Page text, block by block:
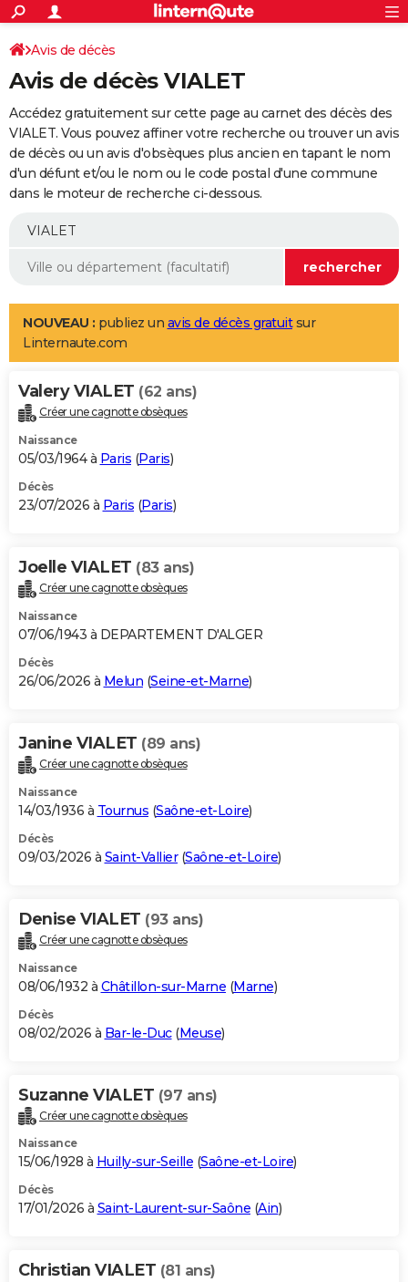
ACTUALITÉS
Politique
Société
Faits Divers
Education
Monde
Villes
+
SPORT
Coupe du monde 2026
Football
Tennis
Cyclisme
Rugby
Forum
Programme TV
TNT
Streaming
Cinéma
Sorties cinéma
Musique
+
FINANCE
Retraite
Impôts
Epargne
Immobilier
Risques naturels par ville
Banque
Assurance
Crédit
AUTO
Essais
Réserver un essai
Citadines
Berlines
SUV
Forum auto
+
Mobiles
Meilleur smartphone
Internet
Ordinateurs
Jeux vidéo
Guide high-tech
Aménagement intérieur
LIFESTYLE
Art de vivre
Bien-être
Loisirs
Mode
Modes de vie
Alimentation
Guide de la santé
Maladies
Médicaments
Sommeil
VOYAGE
Destinations
City break
Voyage nature
Voyage de noces
Forum
Climat
+PHOTO
GUIDES D'ACHAT
BONS PLANS
Carte de Noël
Carte Bonne année
Carte Saint-Valentin
Carte Pâques
Carte d'anniversaire
DICTIONNAIRE
Dictionnaire
Biographies
Citations
Expressions
Proverbes
PROGRAMME TV
S'inscrire
Se connecter
Lycées
Collèges
Primaires
Universités
Entreprises
Service militaire
Avis de recherche
AVIS DE DÉCÈS
Bricolage
Lifestyle
Culture
Sport
Auto
Television
Voyage
Cinema
Avis de décès
Avis de décès VIALET
Accédez gratuitement sur cette page au carnet des décès des
VIALET. Vous pouvez affiner votre recherche ou trouver un avis
de décès ou un avis d'obsèques plus ancien en tapant le nom
d'un défunt et/ou le nom ou le code postal d'une commune
dans le moteur de recherche ci-dessous.
NOUVEAU : publiez un avis de décès gratuitsur
Linternaute.com
Valery VIALET (62 ans)
Créer une cagnotte obsèques
Naissance
05/03/1964 à Paris (Paris)
Décès
23/07/2026 à Paris (Paris)
Joelle VIALET (83 ans)
Créer une cagnotte obsèques
Naissance
07/06/1943 à DEPARTEMENT D'ALGER
Décès
26/06/2026 à Melun (Seine-et-Marne)
Janine VIALET (89 ans)
Créer une cagnotte obsèques
Naissance
14/03/1936 à Tournus (Saône-et-Loire)
Décès
09/03/2026 à Saint-Vallier(Saône-et-Loire)
Denise VIALET (93 ans)
Créer une cagnotte obsèques
Naissance
08/06/1932 à Châtillon-sur-Marne (Marne)
Décès
08/02/2026 à Bar-le-Duc(Meuse)
Suzanne VIALET (97 ans)
Créer une cagnotte obsèques
Naissance
15/06/1928 à Huilly-sur-Seille (Saône-et-Loire)
Décès
17/01/2026 à Saint-Laurent-sur-Saône (Ain)
Christian VIALET (81 ans)